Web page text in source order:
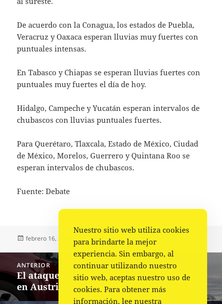
De acuerdo con la Conagua, los estados de Puebla,
Veracruz y Oaxaca esperan lluvias muy fuertes con
puntuales intensas.
En Tabasco y Chiapas se esperan lluvias fuertes con
puntuales muy fuertes el día de hoy.
Hidalgo, Campeche y Yucatán esperan intervalos de
chubascos con lluvias puntuales fuertes.
Para Querétaro, Tlaxcala, Estado de México, Ciudad
de México, Morelos, Guerrero y Quintana Roo se
esperan intervalos de chubascos.
Fuente: Debate
Publicado
febrero 16, 2025 Autor
Fuente Categorías
Nacional
Navegación
de
entradas
ANTERIOR
Entrada
anterior:
El ataque con un muerto y cinco heridos
en Austria fue un atentado islamista
Nuestro sitio web utiliza cookies
para brindarte la mejor
experiencia. Sin embargo, al
continuar utilizando nuestro
sitio web, aceptas nuestro uso de
cookies. Para obtener más
información, lee nuestra